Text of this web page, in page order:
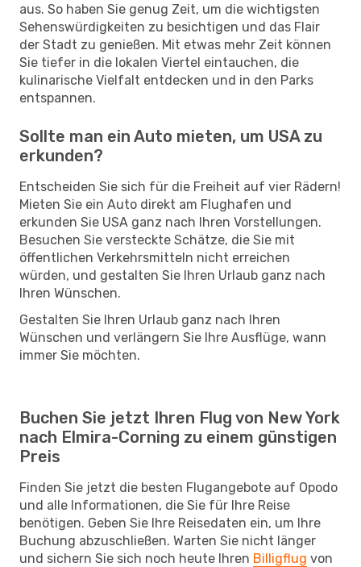
aus. So haben Sie genug Zeit, um die wichtigsten
Sehenswürdigkeiten zu besichtigen und das Flair
der Stadt zu genießen. Mit etwas mehr Zeit können
Sie tiefer in die lokalen Viertel eintauchen, die
kulinarische Vielfalt entdecken und in den Parks
entspannen.
Sollte man ein Auto mieten, um USA zu
erkunden?
Entscheiden Sie sich für die Freiheit auf vier Rädern!
Mieten Sie ein Auto direkt am Flughafen und
erkunden Sie USA ganz nach Ihren Vorstellungen.
Besuchen Sie versteckte Schätze, die Sie mit
öffentlichen Verkehrsmitteln nicht erreichen
würden, und gestalten Sie Ihren Urlaub ganz nach
Ihren Wünschen.
Gestalten Sie Ihren Urlaub ganz nach Ihren
Wünschen und verlängern Sie Ihre Ausflüge, wann
immer Sie möchten.
Buchen Sie jetzt Ihren Flug von New York
nach Elmira-Corning zu einem günstigen
Preis
Finden Sie jetzt die besten Flugangebote auf Opodo
und alle Informationen, die Sie für Ihre Reise
benötigen. Geben Sie Ihre Reisedaten ein, um Ihre
Buchung abzuschließen. Warten Sie nicht länger
und sichern Sie sich noch heute Ihren Billigflug von